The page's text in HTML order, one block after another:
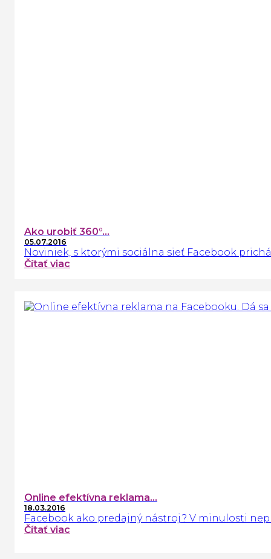
Ako urobiť 360°...
05.07.2016
Noviniek, s ktorými sociálna sieť Facebook
Čítať viac
Online efektívna reklama...
18.03.2016
Facebook ako predajný nástroj? V minulosti
Čítať viac